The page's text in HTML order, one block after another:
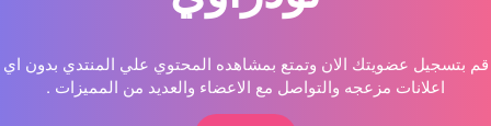
قم بتسجيل عضويتك الان وتمتع بمشاهده المحتوي علي المنتدي بدون اي
اعلانات مزعجه والتواصل مع الاعضاء والعديد من المميزات .